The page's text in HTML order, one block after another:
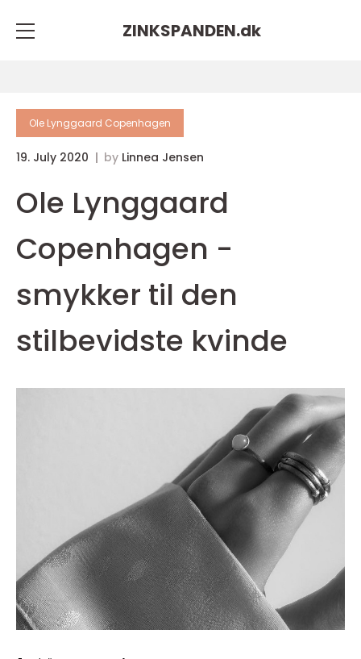
ZINKSPANDEN.dk
Ole Lynggaard Copenhagen
19. July 2020 by Linnea Jensen
Ole Lynggaard
Copenhagen -
smykker til den
stilbevidste kvinde